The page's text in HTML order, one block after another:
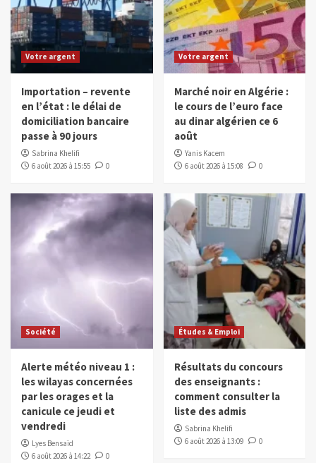
Votre argent
Importation – revente
en l’état : le délai de
domiciliation bancaire
passe à 90 jours
Sabrina Khelifi
6 août 2026 à 15:55
0
Votre argent
Marché noir en Algérie :
le cours de l’euro face
au dinar algérien ce 6
août
Yanis Kacem
6 août 2026 à 15:08
0
Société
Alerte météo niveau 1 :
les wilayas concernées
par les orages et la
canicule ce jeudi et
vendredi
Lyes Bensaïd
6 août 2026 à 14:22
0
Études & Emploi
Résultats du concours
des enseignants :
comment consulter la
liste des admis
Sabrina Khelifi
6 août 2026 à 13:09
0